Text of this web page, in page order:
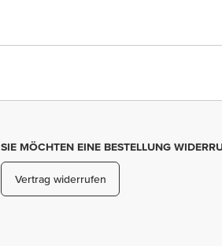
SIE MÖCHTEN EINE BESTELLUNG
Vertrag widerrufen